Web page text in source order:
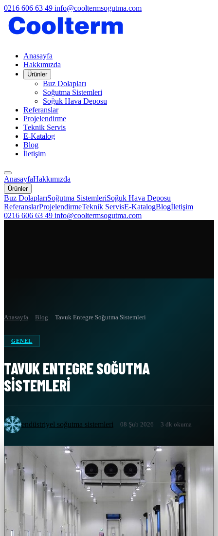
0216 606 63 49 info@cooltermsogutma.com
Anasayfa
Hakkımızda
Ürünler
Buz Dolapları
Soğutma Sistemleri
Soğuk Hava Deposu
Referanslar
Projelendirme
Teknik Servis
E-Katalog
Blog
İletişim
AnasayfaHakkımızda
Ürünler
Buz DolaplarıSoğutma SistemleriSoğuk Hava Deposu
ReferanslarProjelendirmeTeknik ServisE-KatalogBlogİletişim
0216 606 63 49 info@cooltermsogutma.com
Anasayfa Blog Tavuk Entegre Soğutma Sistemleri
GENEL
TAVUK ENTEGRE SOĞUTMA
SISTEMLERI
endüstriyel soğutma sistemleri 08 Şub 2026 3 dk okuma